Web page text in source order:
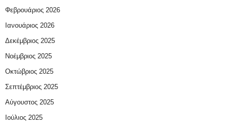
Φεβρουάριος 2026
Ιανουάριος 2026
Δεκέμβριος 2025
Νοέμβριος 2025
Οκτώβριος 2025
Σεπτέμβριος 2025
Αύγουστος 2025
Ιούλιος 2025